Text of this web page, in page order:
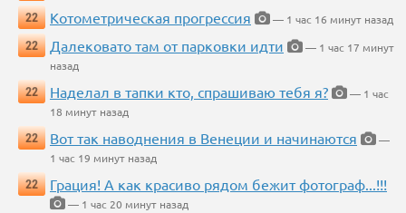
22
Котометрическая прогрессия
— 1 час 16 минут назад
22
Далековато там от парковки идти
— 1 час 17 минут
назад
22
Наделал в тапки кто, спрашиваю тебя я?
— 1 час
18 минут назад
22
Вот так наводнения в Венеции и начинаются
—
1 час 19 минут назад
22
Грация! А как красиво рядом бежит фотограф...!!!
— 1 час 20 минут назад